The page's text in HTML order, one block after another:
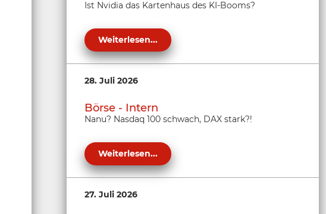
Ist Nvidia das Kartenhaus des KI-Booms?
Weiterlesen...
28. Juli 2026
Börse - Intern
Nanu? Nasdaq 100 schwach, DAX stark?!
Weiterlesen...
27. Juli 2026